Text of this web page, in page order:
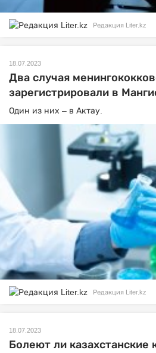
Редакция Liter.kz
18.07.2023
Два случая
зарегистрировали в
Один из них – в Актау.
Редакция Liter.kz
18.07.2023
Болеют ли казахстанские